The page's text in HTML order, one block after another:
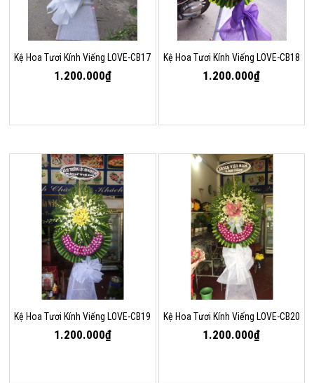
Kệ Hoa Tươi Kính Viếng LOVE-CB17
1.200.000₫
Kệ Hoa Tươi Kính Viếng LOVE-CB18
1.200.000₫
Kệ Hoa Tươi Kính Viếng LOVE-CB19
1.200.000₫
Kệ Hoa Tươi Kính Viếng LOVE-CB20
1.200.000₫